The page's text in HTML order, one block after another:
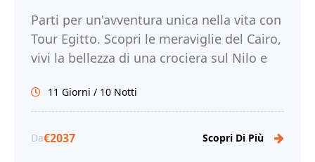
Parti per un'avventura unica nella vita con
Tour Egitto. Scopri le meraviglie del Cairo,
vivi la bellezza di una crociera sul Nilo e
storia e cultura dell'Egitto.
11 Giorni / 10 Notti
Da€2037 Scopri Di Più